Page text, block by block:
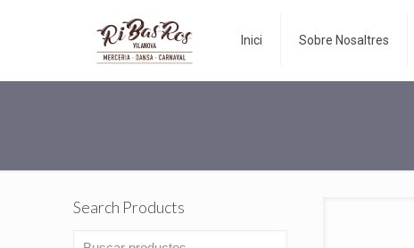
Inici Sobre Nosaltres
Search Products